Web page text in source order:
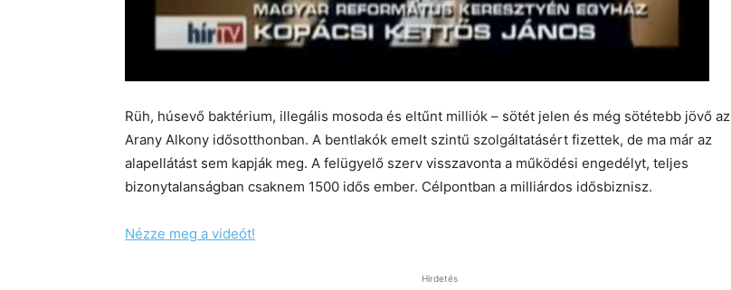
Rüh, húsevő baktérium, illegális mosoda és eltűnt milliók – sötét jelen és még sötétebb jövő az
Arany Alkony idősotthonban. A bentlakók emelt szintű szolgáltatásért fizettek, de ma már az
alapellátást sem kapják meg. A felügyelő szerv visszavonta a működési engedélyt, teljes
bizonytalanságban csaknem 1500 idős ember. Célpontban a milliárdos idősbiznisz.
Nézze meg a videót!
Hirdetés